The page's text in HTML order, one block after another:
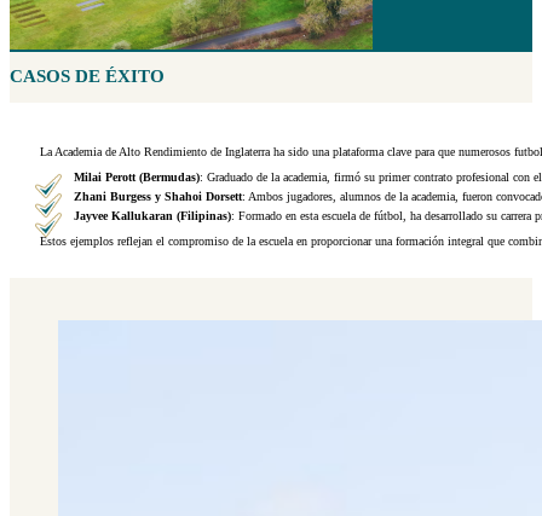
CASOS DE ÉXITO
La Academia de Alto Rendimiento de Inglaterra ha sido una plataforma clave para que numerosos
Milai Perott (Bermudas): Graduado de la academia, firmó su primer contrato profesional con
Zhani Burgess y Shahoi Dorsett: Ambos jugadores, alumnos de la academia, fueron
Jayvee Kallukaran (Filipinas): Formado en esta escuela de fútbol, ha desarrollado su
Estos ejemplos reflejan el compromiso de la escuela en proporcionar una formación integral que